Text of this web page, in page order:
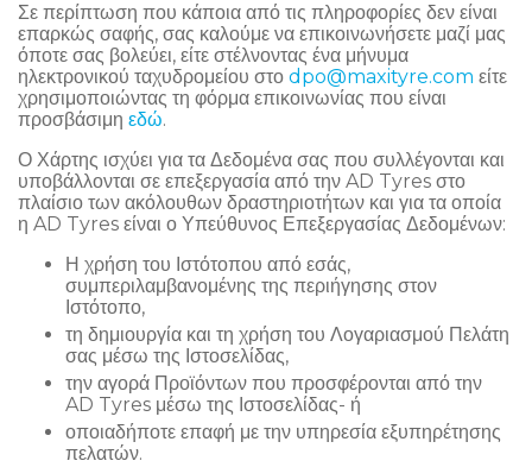
Σε περίπτωση που κάποια από τις πληροφορίες δεν είναι
επαρκώς σαφής, σας καλούμε να επικοινωνήσετε μαζί μας
όποτε σας βολεύει, είτε στέλνοντας ένα μήνυμα
ηλεκτρονικού ταχυδρομείου στο dpo@maxityre.com είτε
χρησιμοποιώντας τη φόρμα επικοινωνίας που είναι
προσβάσιμη εδώ.
Ο Χάρτης ισχύει για τα Δεδομένα σας που συλλέγονται και
υποβάλλονται σε επεξεργασία από την AD Tyres στο
πλαίσιο των ακόλουθων δραστηριοτήτων και για τα οποία
η AD Tyres είναι ο Υπεύθυνος Επεξεργασίας Δεδομένων:
Η χρήση του Ιστότοπου από εσάς,
συμπεριλαμβανομένης της περιήγησης στον
Ιστότοπο,
τη δημιουργία και τη χρήση του Λογαριασμού Πελάτη
σας μέσω της Ιστοσελίδας,
την αγορά Προϊόντων που προσφέρονται από την
AD Tyres μέσω της Ιστοσελίδας- ή
οποιαδήποτε επαφή με την υπηρεσία εξυπηρέτησης
πελατών.